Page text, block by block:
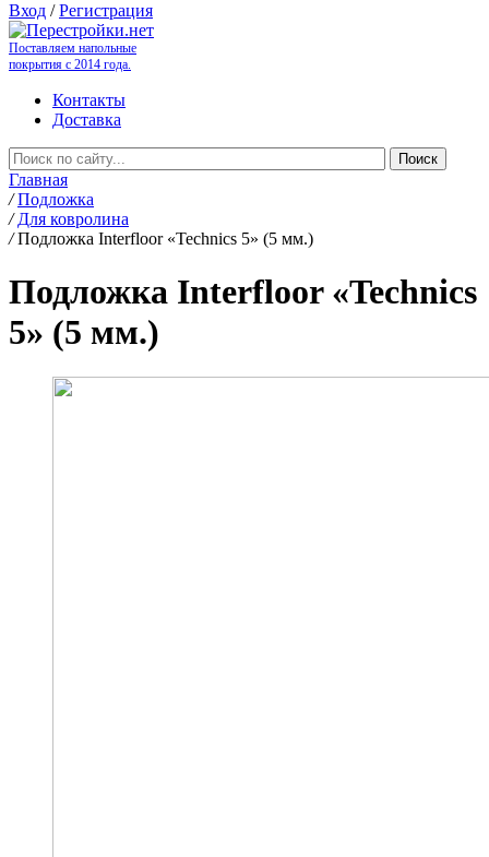
Вход /Регистрация
Поставляем напольные
покрытия с 2014 года.
Контакты
Доставка
Главная
/ Подложка
/ Для ковролина
/ Подложка Interfloor «Technics 5» (5 мм.)
Подложка Interfloor «Technics
5» (5 мм.)